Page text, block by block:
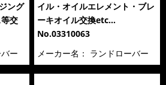
ング
交
ー
イル・オイルエレメント・ブレ
ーキオイル交換etc…
No.03310063
メーカー名： ランドローバー